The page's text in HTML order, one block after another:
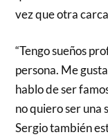
vez que otra
“Tengo sueños
persona. Me
hablo de ser
no quiero ser una
Sergio también